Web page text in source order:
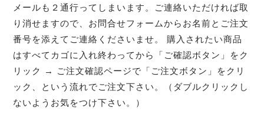
メールも２通行ってしまいます。ご連絡いただければ取
り消せますので、お問合せフォームからお名前とご注文
番号を添えてご連絡くださいませ。 購入されたい商品
はすべてカゴに入れ終わってから「ご確認ボタン」をク
リック → ご注文確認ページで「ご注文ボタン」をクリ
ック、という流れでご注文下さい。（ダブルクリックし
ないようお気をつけ下さい。）